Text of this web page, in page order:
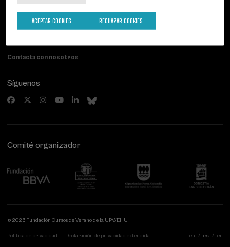
Palacio Miramar
Paseo de Miraconcha, 48
20007 Donostia / San Sebastián
Contacta con nosotros
Actividades anteriores
Síguenos
Comité organizador
© 2026 Fundación Cursos de Verano de la UPV/EHU
Política de privacidad Declaración de privacidad extendida eu es en
RECHAZAR COOKIES
ACEPTAR COOKIES